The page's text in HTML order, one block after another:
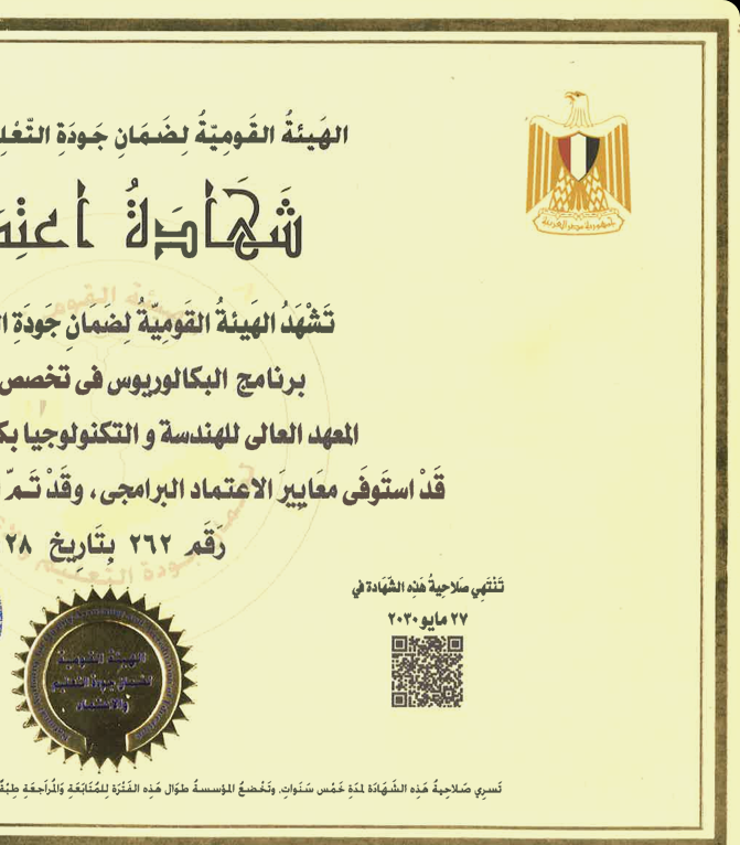
المعاهد العليا - كينج مريوط
الأسكندريه
الرئيسية معاهدنا ▾ معرض الصور